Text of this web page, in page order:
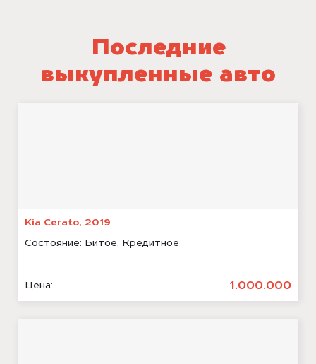
Последние
выкупленные авто
Kia Cerato, 2019
Состояние: Битое, Кредитное
Цена: 1.000.000